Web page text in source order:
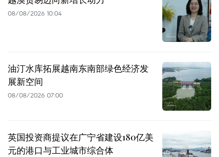
08/08/2026 10:04
油汀水库拓展越南东南部绿色经济发
展新空间
08/08/2026 07:00
英国投资商提议在广宁省建设180亿美
元的港口与工业城市综合体